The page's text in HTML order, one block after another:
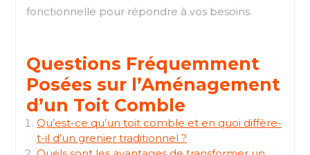
fonctionnelle pour répondre à vos besoins.
Questions Fréquemment
Posées sur l’Aménagement
d’un Toit Comble
Qu’est-ce qu’un toit comble et en quoi diffère-
t-il d’un grenier traditionnel ?